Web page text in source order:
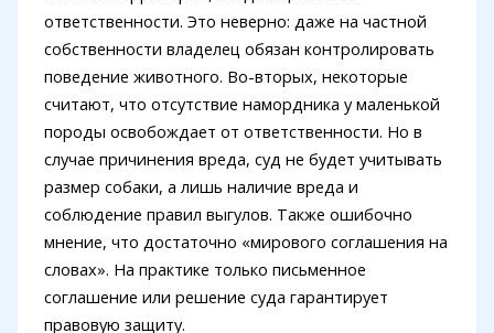
ответственности. Это неверно: даже на частной
собственности владелец обязан контролировать
поведение животного. Во-вторых, некоторые
считают, что отсутствие намордника у маленькой
породы освобождает от ответственности. Но в
случае причинения вреда, суд не будет учитывать
размер собаки, а лишь наличие вреда и
соблюдение правил выгулов. Также ошибочно
мнение, что достаточно «мирового соглашения на
словах». На практике только письменное
соглашение или решение суда гарантирует
правовую защиту.